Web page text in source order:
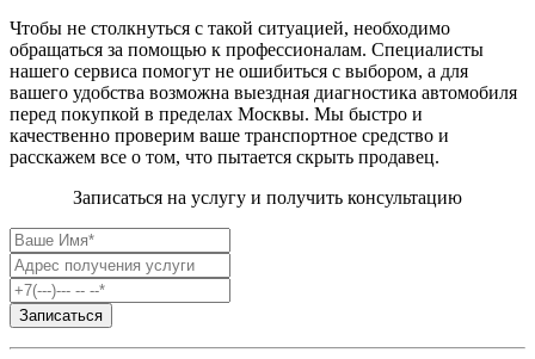
Чтобы не столкнуться с такой ситуацией, необходимо
обращаться за помощью к профессионалам. Специалисты
нашего сервиса помогут не ошибиться с выбором, а для
вашего удобства возможна выездная диагностика автомобиля
перед покупкой в пределах Москвы. Мы быстро и
качественно проверим ваше транспортное средство и
расскажем все о том, что пытается скрыть продавец.
Записаться на услугу и получить консультацию